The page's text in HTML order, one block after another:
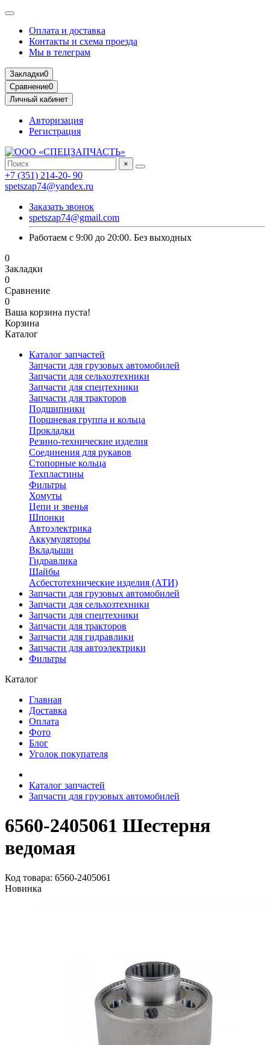
Оплата и доставка
Контакты и схема проезда
Мы в телеграм
Закладки0
Сравнение0
Личный кабинет
Авторизация
Регистрация
×
+7 (351) 214-20- 90
spetszap74@yandex.ru
Заказать звонок
spetszap74@gmail.com
Работаем с 9:00 до 20:00. Без выходных
0
Закладки
0
Сравнение
0
Ваша корзина пуста!
Корзина
Каталог
Каталог запчастей
Запчасти для грузовых автомобилей
Запчасти для сельхозтехники
Запчасти для спецтехники
Запчасти для тракторов
Подшипники
Поршневая группа и кольца
Прокладки
Резино-технические изделия
Соединения для рукавов
Стопорные кольца
Техпластины
Фильтры
Хомуты
Цепи и звенья
Шпонки
Автоэлектрика
Аккумуляторы
Вкладыши
Гидравлика
Шайбы
Асбестотехнические изделия (АТИ)
Запчасти для грузовых автомобилей
Запчасти для сельхозтехники
Запчасти для спецтехники
Запчасти для тракторов
Запчасти для гидравлики
Запчасти для автоэлектрики
Фильтры
Каталог
Главная
Доставка
Оплата
Фото
Блог
Уголок покупателя
Каталог запчастей
Запчасти для грузовых автомобилей
6560-2405061 Шестерня
ведомая
Код товара: 6560-2405061
Новинка